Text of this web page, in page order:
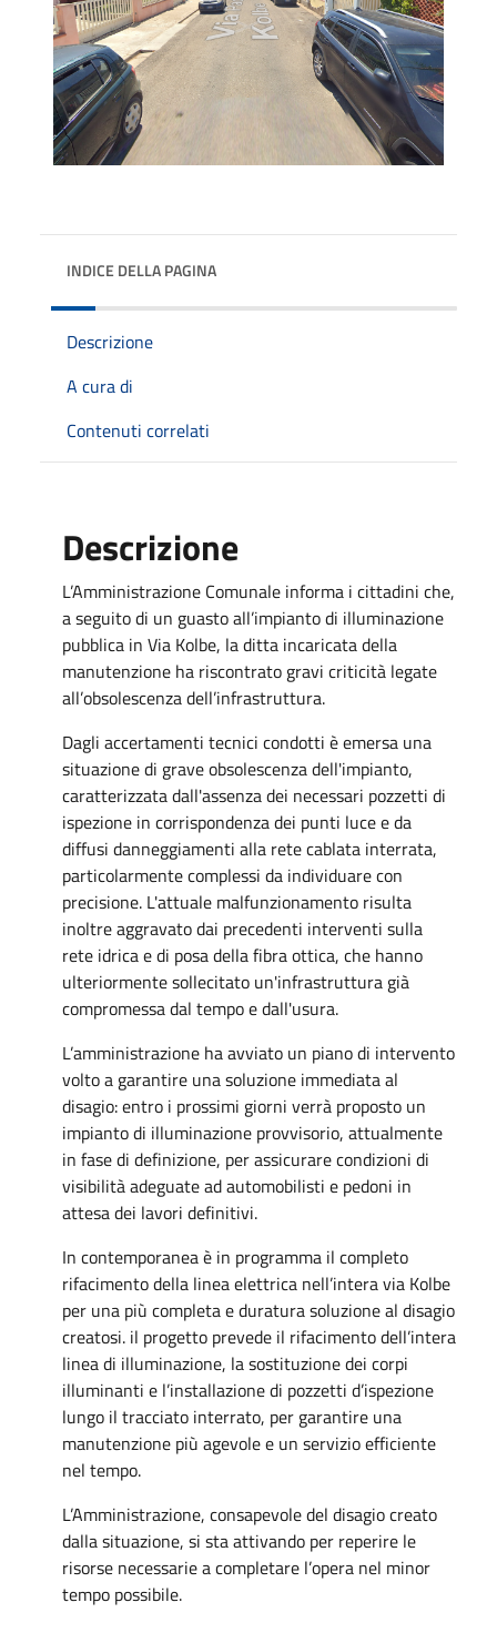
INDICE DELLA PAGINA
Descrizione
A cura di
Contenuti correlati
Descrizione
L’Amministrazione Comunale informa i cittadini che,
a seguito di un guasto all’impianto di illuminazione
pubblica in Via Kolbe, la ditta incaricata della
manutenzione ha riscontrato gravi criticità legate
all’obsolescenza dell’infrastruttura.
Dagli accertamenti tecnici condotti è emersa una
situazione di grave obsolescenza dell'impianto,
caratterizzata dall'assenza dei necessari pozzetti di
ispezione in corrispondenza dei punti luce e da
diffusi danneggiamenti alla rete cablata interrata,
particolarmente complessi da individuare con
precisione. L'attuale malfunzionamento risulta
inoltre aggravato dai precedenti interventi sulla
rete idrica e di posa della fibra ottica, che hanno
ulteriormente sollecitato un'infrastruttura già
compromessa dal tempo e dall'usura.
L’amministrazione ha avviato un piano di intervento
volto a garantire una soluzione immediata al
disagio: entro i prossimi giorni verrà proposto un
impianto di illuminazione provvisorio, attualmente
in fase di definizione, per assicurare condizioni di
visibilità adeguate ad automobilisti e pedoni in
attesa dei lavori definitivi.
In contemporanea è in programma il completo
rifacimento della linea elettrica nell’intera via Kolbe
per una più completa e duratura soluzione al disagio
creatosi. il progetto prevede il rifacimento dell’intera
linea di illuminazione, la sostituzione dei corpi
illuminanti e l’installazione di pozzetti d’ispezione
lungo il tracciato interrato, per garantire una
manutenzione più agevole e un servizio efficiente
nel tempo.
L’Amministrazione, consapevole del disagio creato
dalla situazione, si sta attivando per reperire le
risorse necessarie a completare l’opera nel minor
tempo possibile.